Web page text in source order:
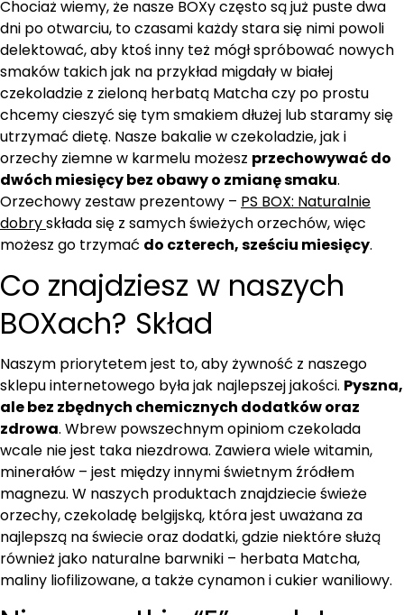
Chociaż wiemy, że nasze BOXy często są już puste dwa
dni po otwarciu, to czasami każdy stara się nimi powoli
delektować, aby ktoś inny też mógł spróbować nowych
smaków takich jak na przykład migdały w białej
czekoladzie z zieloną herbatą Matcha czy po prostu
chcemy cieszyć się tym smakiem dłużej lub staramy się
utrzymać dietę. Nasze bakalie w czekoladzie, jak i
orzechy ziemne w karmelu możesz przechowywać do
dwóch miesięcy bez obawy o zmianę smaku.
Orzechowy zestaw prezentowy – PS BOX: Naturalnie
dobryskłada się z samych świeżych orzechów, więc
możesz go trzymać do czterech, sześciu miesięcy.
Co znajdziesz w naszych
BOXach? Skład
Naszym priorytetem jest to, aby żywność z naszego
sklepu internetowego była jak najlepszej jakości. Pyszna,
ale bez zbędnych chemicznych dodatków oraz
zdrowa. Wbrew powszechnym opiniom czekolada
wcale nie jest taka niezdrowa. Zawiera wiele witamin,
minerałów – jest między innymi świetnym źródłem
magnezu. W naszych produktach znajdziecie świeże
orzechy, czekoladę belgijską, która jest uważana za
najlepszą na świecie oraz dodatki, gdzie niektóre służą
również jako naturalne barwniki – herbata Matcha,
maliny liofilizowane, a także cynamon i cukier waniliowy.